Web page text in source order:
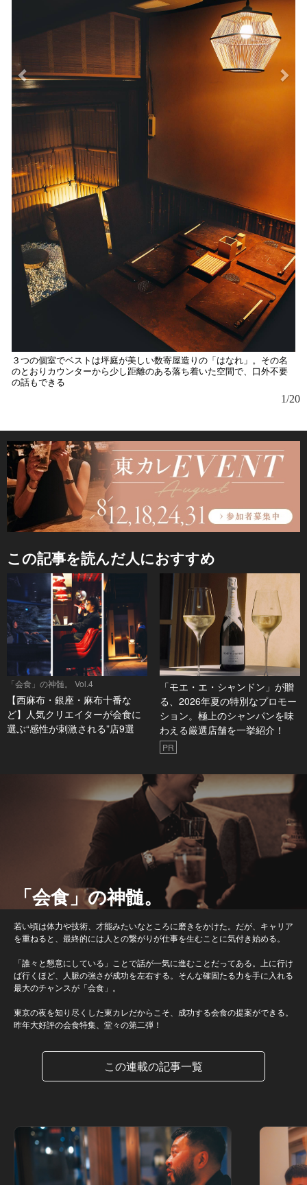
３つの個室でベストは坪庭が美しい数寄屋造りの「はなれ」。その名
のとおりカウンターから少し距離のある落ち着いた空間で、口外不要
の話もできる
1/20
この記事を読んだ人におすすめ
「会食」の神髄。 Vol.4
【西麻布・銀座・麻布十番な
ど】人気クリエイターが会食に
選ぶ“感性が刺激される”店9選
「モエ・エ・シャンドン」が贈
る、2026年夏の特別なプロモー
ション。極上のシャンパンを味
わえる厳選店舗を一挙紹介！
PR
「会食」の神髄。
若い頃は体力や技術、才能みたいなところに磨きをかけた。だが、キャリア
を重ねると、最終的には人との繋がりが仕事を生むことに気付き始める。
「誰々と懇意にしている」ことで話が一気に進むことだってある。上に行け
ば行くほど、人脈の強さが成功を左右する。そんな確固たる力を手に入れる
最大のチャンスが「会食」。
東京の夜を知り尽くした東カレだからこそ、成功する会食の提案ができる。
昨年大好評の会食特集、堂々の第二弾！
この連載の記事一覧